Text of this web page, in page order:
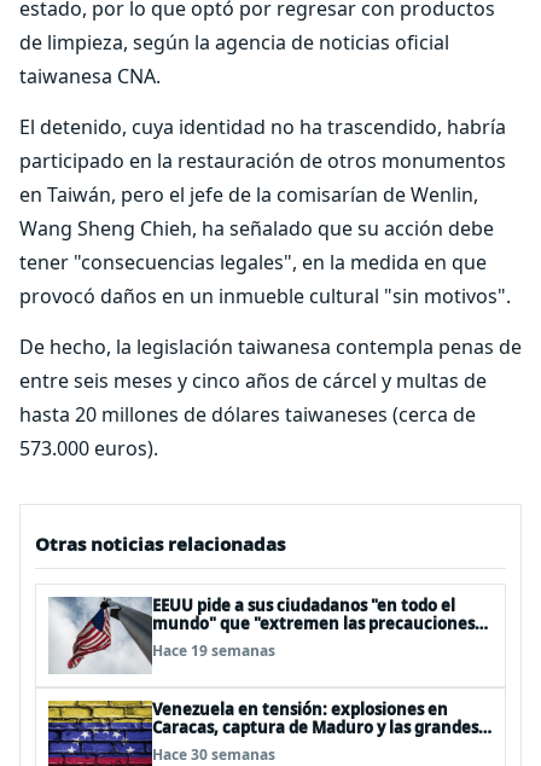
estado, por lo que optó por regresar con productos
de limpieza, según la agencia de noticias oficial
taiwanesa CNA.
El detenido, cuya identidad no ha trascendido, habría
participado en la restauración de otros monumentos
en Taiwán, pero el jefe de la comisarían de Wenlin,
Wang Sheng Chieh, ha señalado que su acción debe
tener "consecuencias legales", en la medida en que
provocó daños en un inmueble cultural "sin motivos".
De hecho, la legislación taiwanesa contempla penas de
entre seis meses y cinco años de cárcel y multas de
hasta 20 millones de dólares taiwaneses (cerca de
573.000 euros).
Otras noticias relacionadas
EEUU pide a sus ciudadanos "en todo el
mundo" que "extremen las precauciones",
en especial en Oriente Próximo
Hace 19 semanas
Venezuela en tensión: explosiones en
Caracas, captura de Maduro y las grandes
interrogantes del futuro político
Hace 30 semanas